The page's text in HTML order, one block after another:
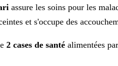
assure les soins pour les
et s'occupe des
2 cases de santé alimentées